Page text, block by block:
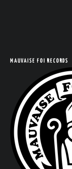
MAUVAISE FOI RECORDS